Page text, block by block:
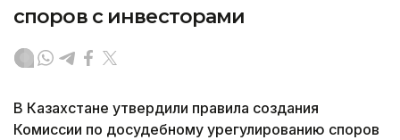
споров с инвесторами
В Казахстане утвердили правила создания
Комиссии по досудебному урегулированию споров